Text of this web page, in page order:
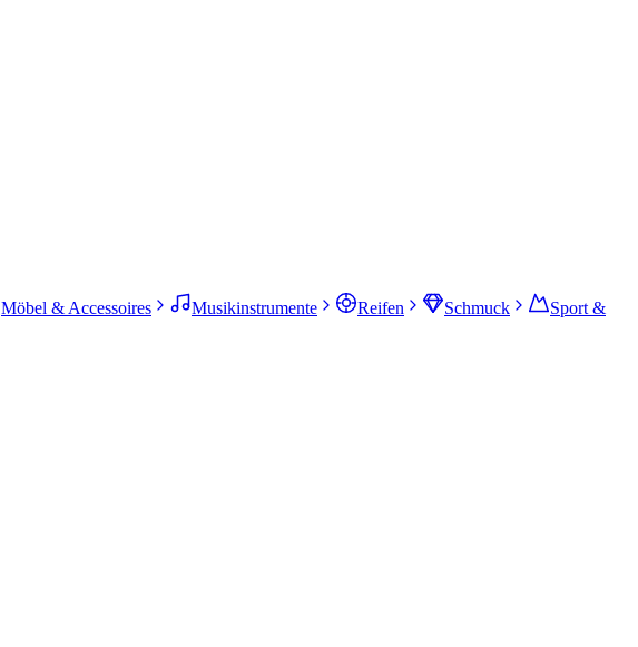
Möbel & Accessoires Musikinstrumente Reifen Schmuck
Sport &